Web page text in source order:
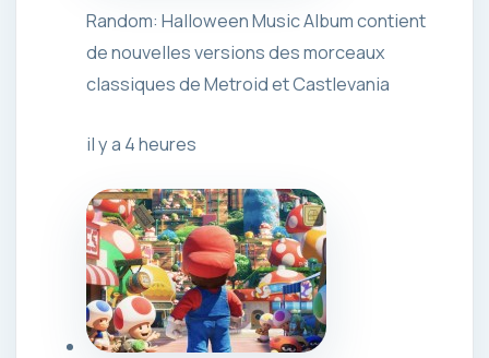
Random: Halloween Music Album contient
de nouvelles versions des morceaux
classiques de Metroid et Castlevania
il y a 4 heures